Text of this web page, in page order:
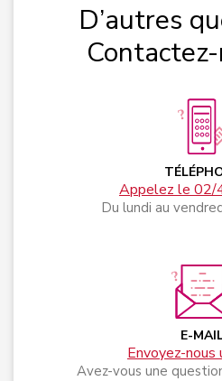
D’autres
Appelez le 02/
Du lundi au
E-
Envoyez-nous
Avez-vous une